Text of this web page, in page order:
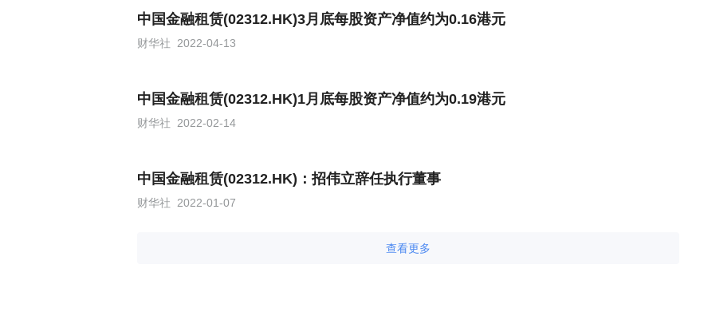
中国金融租赁(02312.HK)3月底每股资产净值约为0.16港元
财华社 2022-04-13
中国金融租赁(02312.HK)1月底每股资产净值约为0.19港元
财华社 2022-02-14
中国金融租赁(02312.HK)：招伟立辞任执行董事
财华社 2022-01-07
查看更多